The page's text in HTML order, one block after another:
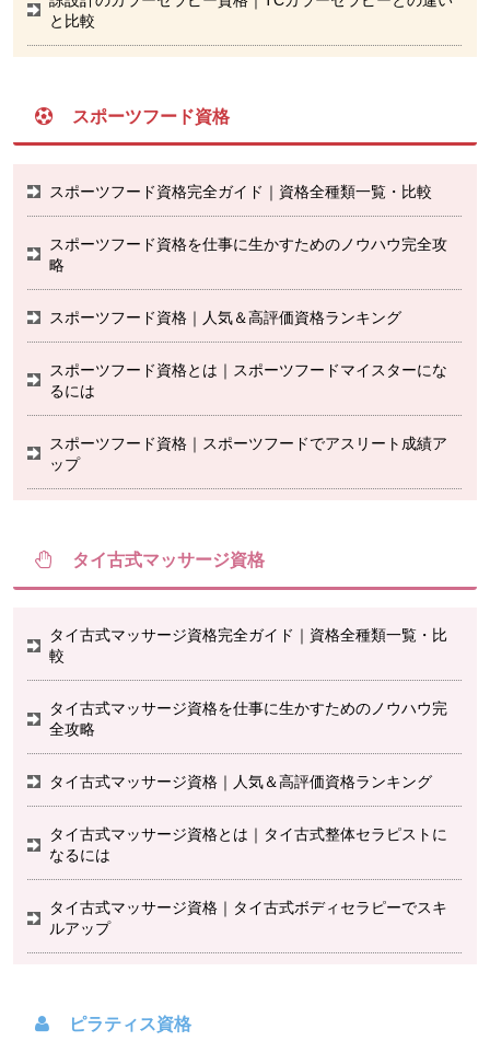
と比較
スポーツフード資格
スポーツフード資格完全ガイド｜資格全種類一覧・比較
スポーツフード資格を仕事に生かすためのノウハウ完全攻
略
スポーツフード資格｜人気＆高評価資格ランキング
スポーツフード資格とは｜スポーツフードマイスターにな
るには
スポーツフード資格｜スポーツフードでアスリート成績ア
ップ
タイ古式マッサージ資格
タイ古式マッサージ資格完全ガイド｜資格全種類一覧・比
較
タイ古式マッサージ資格を仕事に生かすためのノウハウ完
全攻略
タイ古式マッサージ資格｜人気＆高評価資格ランキング
タイ古式マッサージ資格とは｜タイ古式整体セラピストに
なるには
タイ古式マッサージ資格｜タイ古式ボディセラピーでスキ
ルアップ
ピラティス資格